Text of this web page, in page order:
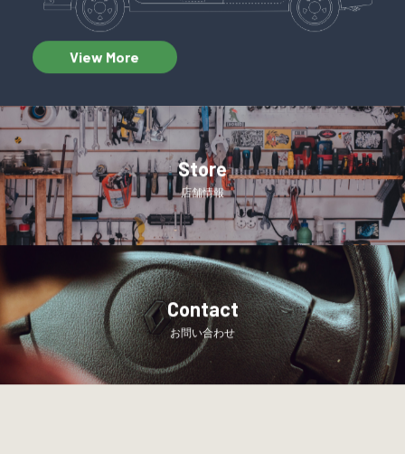
View More
Store
店舗情報
Contact
お問い合わせ